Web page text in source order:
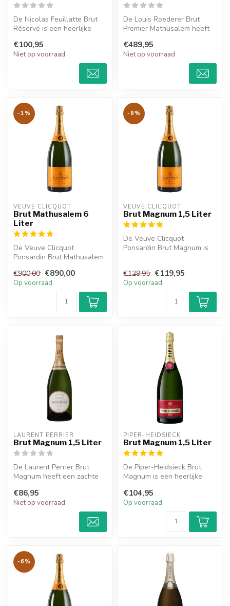
De Nicolas Feuillatte Brut
Réserve is een heerlijke
van...
€100,95
Niet op voorraad
De Louis Roederer Brut
Premier Mathusalem heeft
citrusachtige ...
€489,95
Niet op voorraad
-1%
VEUVE CLICQUOT
Brut Mathusalem 6
Liter
De Veuve Clicquot
Ponsardin Brut Mathusalem
en heeft ...
€900,00 €890,00
Op voorraad
-8%
VEUVE CLICQUOT
Brut Magnum 1,5 Liter
De Veuve Clicquot
Ponsardin Brut Magnum is
€129,95 €119,95
Op voorraad
LAURENT PERRIER
Brut Magnum 1,5 Liter
De Laurent Perrier Brut
Magnum heeft een zachte
komen...
€86,95
Niet op voorraad
PIPER-HEIDSIECK
Brut Magnum 1,5 Liter
De Piper-Heidsieck Brut
Magnum is een heerlijke
smaken van ci...
€104,95
Op voorraad
-6%